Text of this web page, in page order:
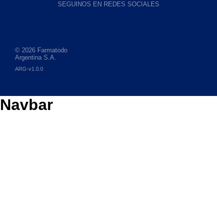
SEGUINOS EN REDES SOCIALES
© 2026 Farmatodo
Argentina S.A.
ARG-v1.0.0
Navbar